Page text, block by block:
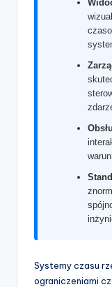
Systemy czasu
ograniczeniami